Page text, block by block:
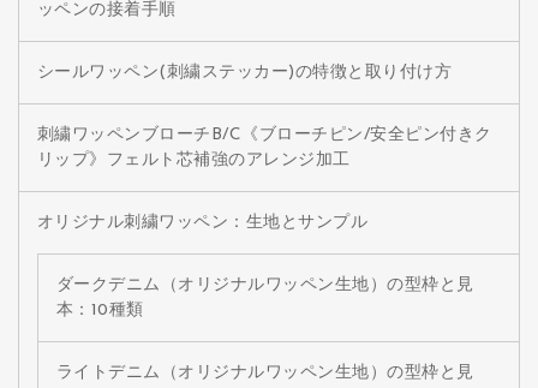
ッペンの接着手順
シールワッペン(刺繍ステッカー)の特徴と取り付け方
刺繍ワッペンブローチB/C《ブローチピン/安全ピン付きク
リップ》フェルト芯補強のアレンジ加工
オリジナル刺繍ワッペン：生地とサンプル
ダークデニム（オリジナルワッペン生地）の型枠と見
本：10種類
ライトデニム（オリジナルワッペン生地）の型枠と見